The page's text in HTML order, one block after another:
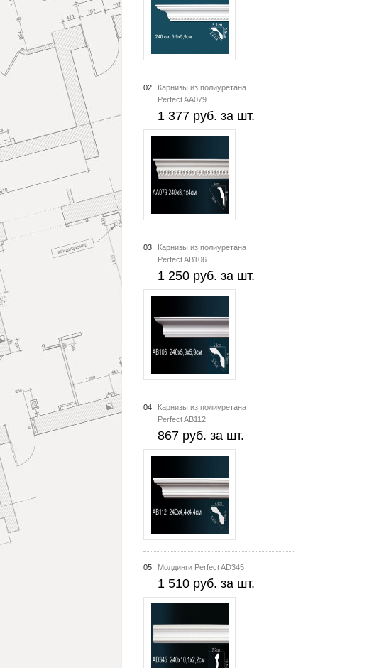
02.
Карнизы из полиуретана
Perfect AA079
1 377 руб. за шт.
03.
Карнизы из полиуретана
Perfect AB106
1 250 руб. за шт.
04.
Карнизы из полиуретана
Perfect AB112
867 руб. за шт.
05. Молдинги Perfect AD345
1 510 руб. за шт.